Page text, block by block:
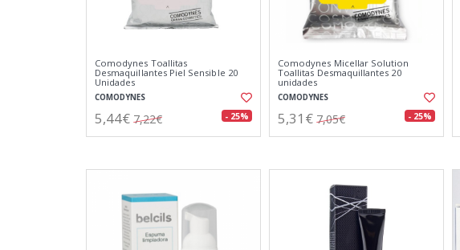
Comodynes Toallitas
Desmaquillantes Piel Sensible 20
Unidades
COMODYNES
5,44€ 7,22€ - 25%
Comodynes Micellar Solution
Toallitas Desmaquillantes 20
unidades
COMODYNES
5,31€ 7,05€ - 25%